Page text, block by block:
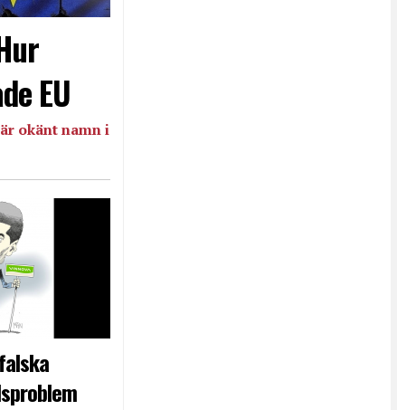
EU
okänt namn i